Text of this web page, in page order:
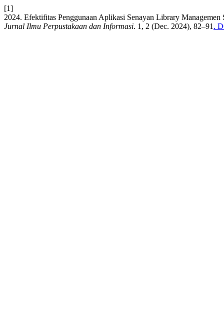
[1]
2024. Efektifitas Penggunaan Aplikasi Senayan Library
Jurnal Ilmu Perpustakaan dan Informasi. 1, 2 (Dec. 2024), 82–91 .